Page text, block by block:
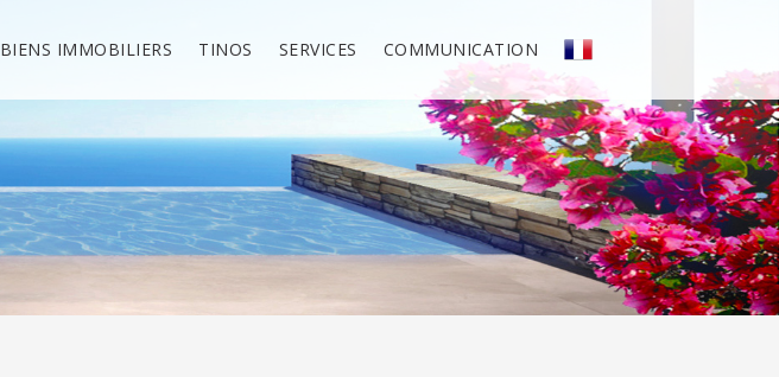
BIENS IMMOBILIERS TINOS SERVICES COMMUNICATION